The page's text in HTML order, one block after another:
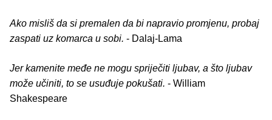
Ako misliš da si premalen da bi napravio promjenu, probaj
zaspati uz komarca u sobi. - Dalaj-Lama
Jer kamenite međe ne mogu spriječiti ljubav, a što ljubav
može učiniti, to se usuđuje pokušati. - William
Shakespeare